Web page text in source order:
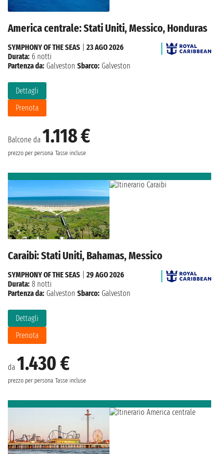
America centrale: Stati Uniti, Messico, Honduras
Balcone da 1.118 €
prezzo per persona Tasse incluse
Dettagli
Prenota
SYMPHONY OF THE SEAS
23 AGO 2026
Durata: 6 notti
Partenza da: Galveston Sbarco: Galveston
Caraibi: Stati Uniti, Bahamas, Messico
da 1.430 €
prezzo per persona Tasse incluse
Dettagli
Prenota
SYMPHONY OF THE SEAS
29 AGO 2026
Durata: 8 notti
Partenza da: Galveston Sbarco: Galveston